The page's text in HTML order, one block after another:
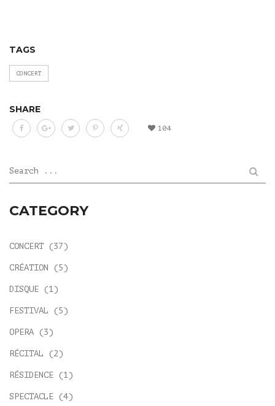
TAGS
CONCERT
SHARE
104
Search ...
CATEGORY
CONCERT (37)
CRÉATION (5)
DISQUE (1)
FESTIVAL (5)
OPERA (3)
RÉCITAL (2)
RÉSIDENCE (1)
SPECTACLE (4)